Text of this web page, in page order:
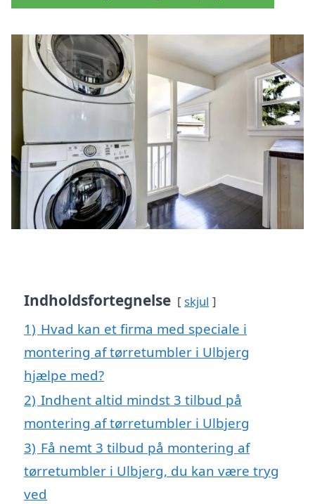
Indholdsfortegnelse skjul
1) Hvad kan et firma med speciale i
montering af tørretumbler i Ulbjerg
hjælpe med?
2) Indhent altid mindst 3 tilbud på
montering af tørretumbler i Ulbjerg
3) Få nemt 3 tilbud på montering af
tørretumbler i Ulbjerg, du kan være tryg
ved